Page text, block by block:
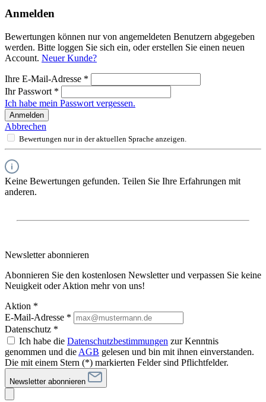
Anmelden
Bewertungen können nur von angemeldeten Benutzern abgegeben
werden. Bitte loggen Sie sich ein, oder erstellen Sie einen neuen
Account. Neuer Kunde?
Ihre E-Mail-Adresse *
Ihr Passwort *
Ich habe mein Passwort vergessen.
Anmelden
Abbrechen
Bewertungen nur in der aktuellen Sprache anzeigen.
Keine Bewertungen gefunden. Teilen Sie Ihre Erfahrungen mit
anderen.
Newsletter abonnieren
Abonnieren Sie den kostenlosen Newsletter und verpassen Sie keine
Neuigkeit oder Aktion mehr von uns!
Aktion *
E-Mail-Adresse *
Datenschutz *
Ich habe die Datenschutzbestimmungen zur Kenntnis
genommen und die AGB gelesen und bin mit ihnen einverstanden.
Die mit einem Stern (*) markierten Felder sind Pflichtfelder.
Newsletter abonnieren